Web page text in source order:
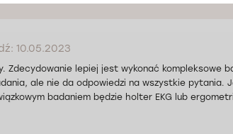
10.05.2023
Zdecydowanie lepiej jest wykonać kompleksowe
ale nie da odpowiedzi na wszystkie
badaniem będzie holter EKG lub